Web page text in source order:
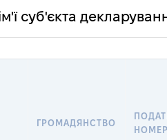
суб'єкта
ГРОМАДЯНСТВО
НОМЕР